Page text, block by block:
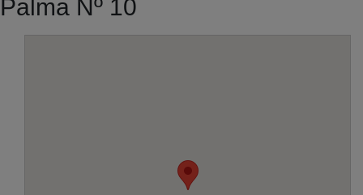
Palma Nº 10